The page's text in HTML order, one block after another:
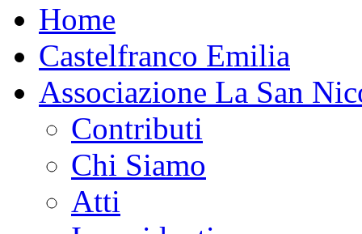
Home
Castelfranco Emilia
Associazione La San
Contributi
Chi Siamo
Atti